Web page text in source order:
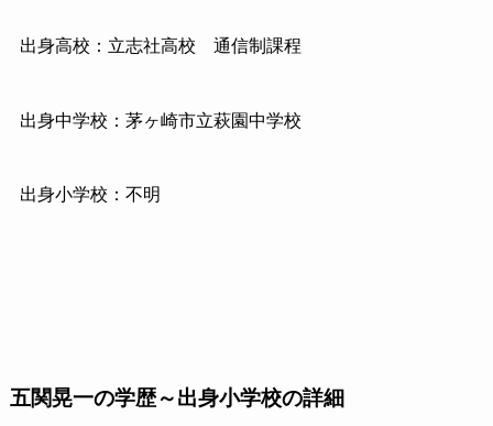
出身高校：立志社高校 通信制課程
出身中学校：茅ヶ崎市立萩園中学校
出身小学校：不明
五関晃一の学歴～出身小学校の詳細